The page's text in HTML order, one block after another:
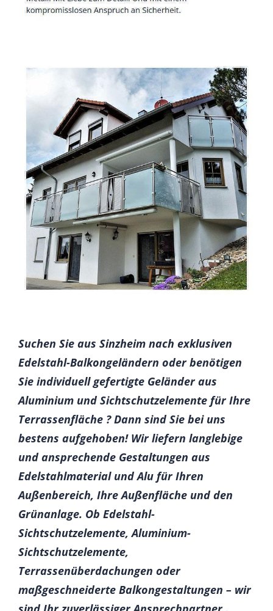
Suchen Sie aus Sinzheim nach exklusiven
Edelstahl-Balkongeländern oder benötigen
Sie individuell gefertigte Geländer aus
Aluminium und Sichtschutzelemente für Ihre
Terrassenfläche ? Dann sind Sie bei uns
bestens aufgehoben! Wir liefern langlebige
und ansprechende Gestaltungen aus
Edelstahlmaterial und Alu für Ihren
Außenbereich, Ihre Außenfläche und den
Grünanlage. Ob Edelstahl-
Sichtschutzelemente, Aluminium-
Sichtschutzelemente,
Terrassenüberdachungen oder
maßgeschneiderte Balkongestaltungen – wir